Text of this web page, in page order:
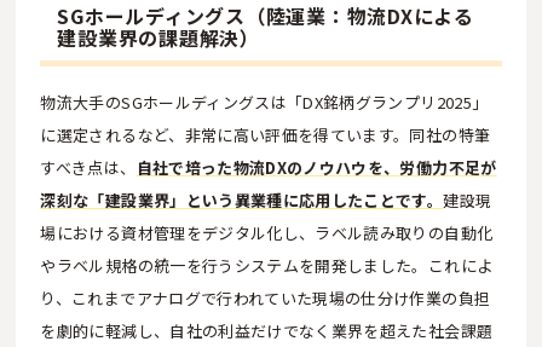
SGホールディングス（陸運業：物流DXによる
建設業界の課題解決）
物流大手のSGホールディングスは「DX銘柄グランプリ2025」
に選定されるなど、非常に高い評価を得ています。同社の特筆
すべき点は、 自社で培った物流DXのノウハウを、労働力不足が
深刻な「建設業界」という異業種に応用したことです。建設現
場における資材管理をデジタル化し、ラベル読み取りの自動化
やラベル規格の統一を行うシステムを開発しました。これによ
り、これまでアナログで行われていた現場の仕分け作業の負担
を劇的に軽減し、自社の利益だけでなく業界を超えた社会課題